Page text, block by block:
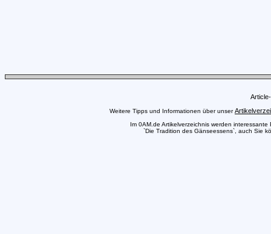
Weitere Tipps und Informationen über unser
Im 0AM.de Artikelverzeichnis werden
`Die Tradition des Gänseessens`, auch Sie